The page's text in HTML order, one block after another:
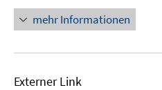
öffnen
mehr Informationen
Externer Link